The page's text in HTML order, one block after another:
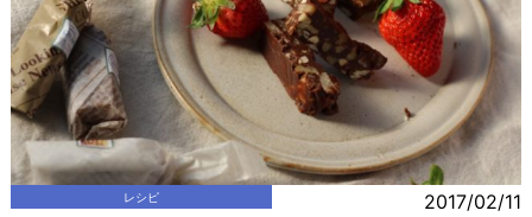
レシピ 2017/02/11